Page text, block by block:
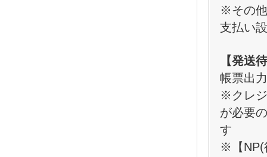
※その
支払い
【発送
帳票出
※クレ
が必要
す
※【NP(